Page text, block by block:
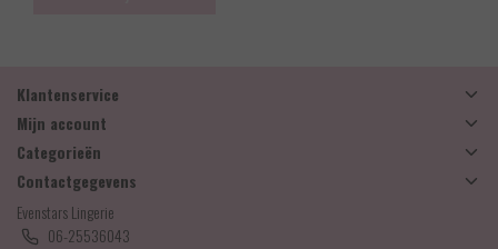
Klantenservice
Mijn account
Categorieën
Contactgegevens
Evenstars Lingerie
06-25536043